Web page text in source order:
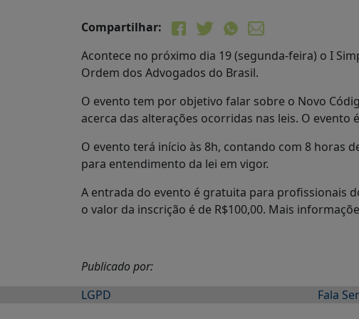
Compartilhar:
Acontece no próximo dia 19 (segunda-feira) o I
Ordem dos Advogados do Brasil.
O evento tem por objetivo falar sobre o Novo
acerca das alterações ocorridas nas leis. O
O evento terá início às 8h, contando com 8 horas
para entendimento da lei em vigor.
A entrada do evento é gratuita para profissionais
o valor da inscrição é de R$100,00. Mais
Publicado por:
LGPD
Fala